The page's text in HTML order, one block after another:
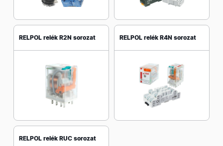
RELPOL relék R2N sorozat RELPOL relék R4N sorozat
RELPOL relék RUC sorozat